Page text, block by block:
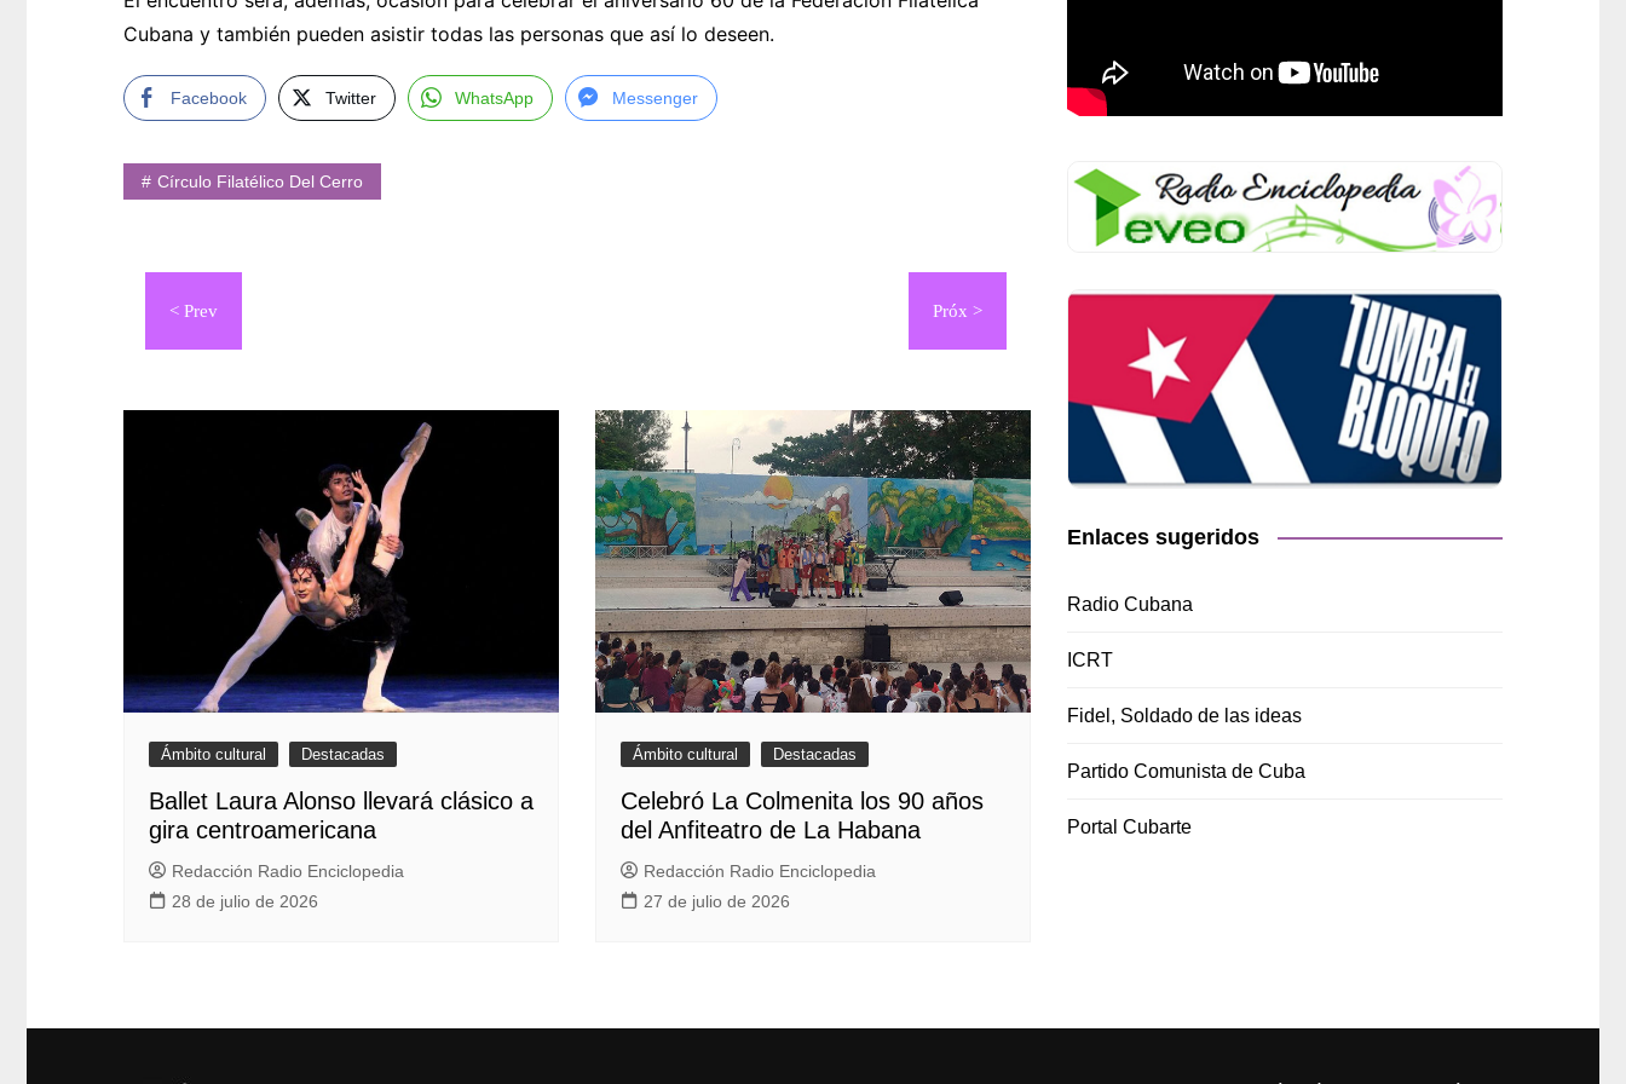
Cubana y también pueden asistir todas las personas que así lo deseen.
Facebook Twitter WhatsApp Messenger
Círculo Filatélico Del Cerro
Navegación
Ámbito cultural Destacadas
Ballet Laura Alonso llevará clásico a
gira centroamericana
Redacción Radio Enciclopedia
28 de julio de 2026
Ámbito cultural Destacadas
Celebró La Colmenita los 90 años
del Anfiteatro de La Habana
Redacción Radio Enciclopedia
27 de julio de 2026
Enlaces sugeridos
Radio Cubana
ICRT
Fidel, Soldado de las ideas
Partido Comunista de Cuba
Portal Cubarte